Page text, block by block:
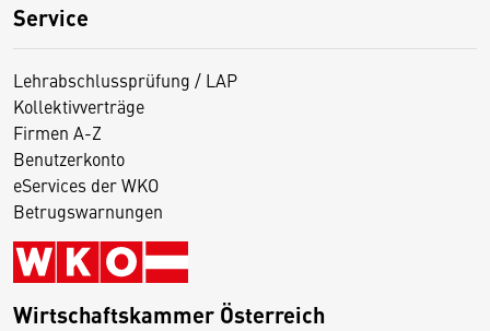
Service
Lehrabschlussprüfung / LAP
Kollektivverträge
Firmen A-Z
Benutzerkonto
eServices der WKO
Betrugswarnungen
Wirtschaftskammer Österreich